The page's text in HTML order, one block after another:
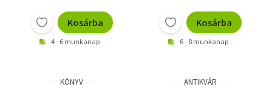
Kosárba
4 - 6 munkanap
Kosárba
6 - 8 munkanap
KÖNYV ANTIKVÁR